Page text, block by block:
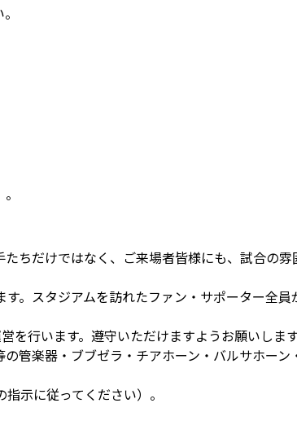
ちだけではなく、ご来場者皆様にも、試合の
。スタジアムを訪れたファン・サポーター全員
を行います。遵守いただけますようお願いしま
管楽器・ブブゼラ・チアホーン・バルサホーン
示に従ってください）。